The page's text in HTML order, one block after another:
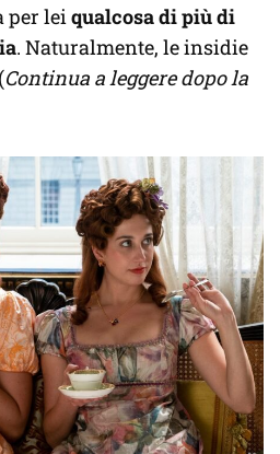
per leiqualcosa di più di
. Naturalmente, le insidie
Continua a leggere dopo la